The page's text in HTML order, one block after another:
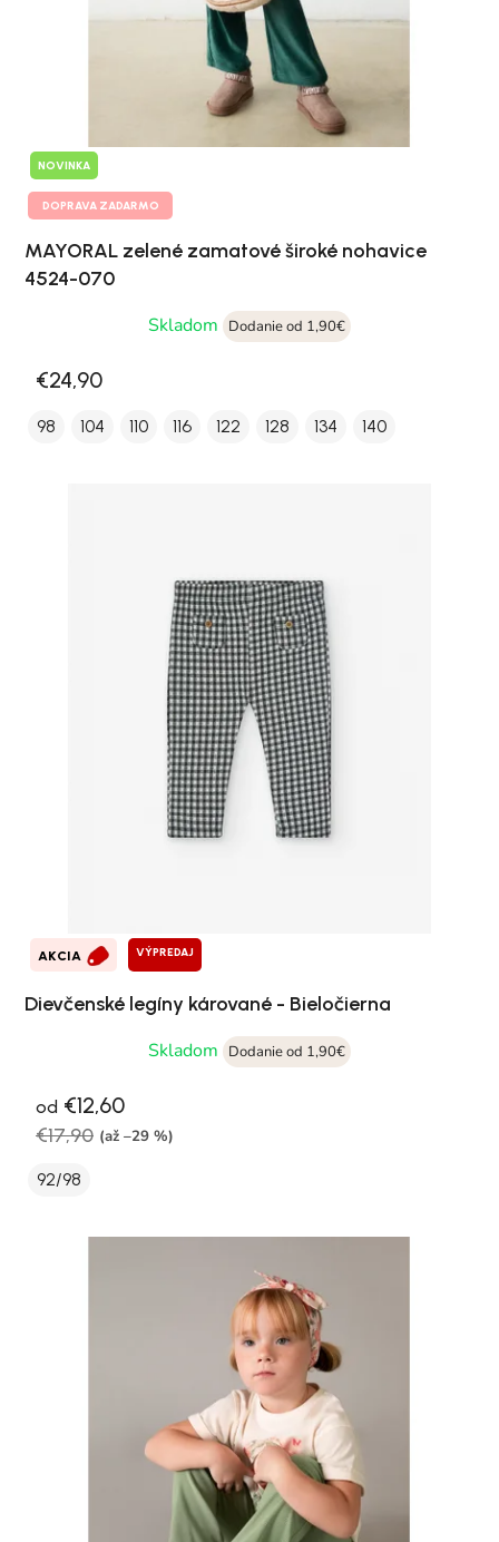
NOVINKA
DOPRAVA ZADARMO
MAYORAL zelené zamatové široké nohavice
4524-070
Skladom
Dodanie od 1,90€
€24,90
98 104 110 116 122 128 134 140
AKCIA VÝPREDAJ
Dievčenské legíny kárované - Bieločierna
Skladom
Dodanie od 1,90€
od €12,60
€17,90 (až –29 %)
92/98